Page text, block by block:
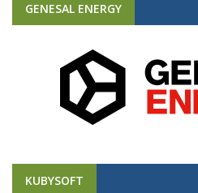
GENESAL ENERGY
KUBYSOFT